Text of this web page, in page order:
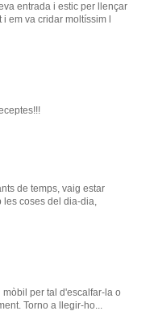
entrada i estic per llençar
em va cridar moltíssim l
de temps, vaig estar
les coses del dia-dia,
per tal d'escalfar-la o
Torno a llegir-ho...